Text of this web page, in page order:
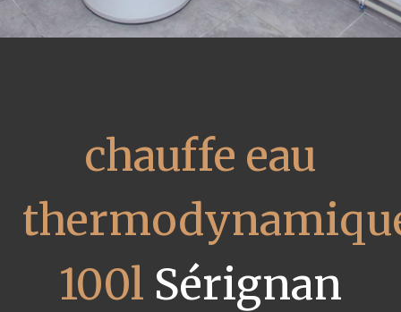
chauffe eau
100l Sérignan